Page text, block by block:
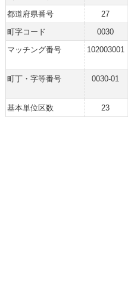
都道府県番号
27
町字コード
0030
マッチング番号
102003001
町丁・字等番号 0030-01
基本単位区数 23